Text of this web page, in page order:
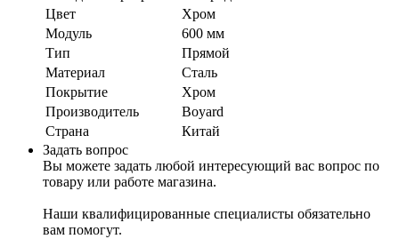
Цвет
Хром
Модуль
600 мм
Тип
Прямой
Материал
Сталь
Покрытие
Хром
Производитель
Boyard
Страна
Китай
Задать вопрос
Вы можете задать любой интересующий вас вопрос по
товару или работе магазина.
Наши квалифицированные специалисты обязательно
вам помогут.